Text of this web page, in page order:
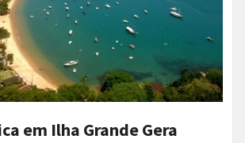
em Ilha Grande Gera